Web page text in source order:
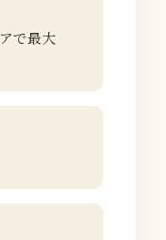
で最大